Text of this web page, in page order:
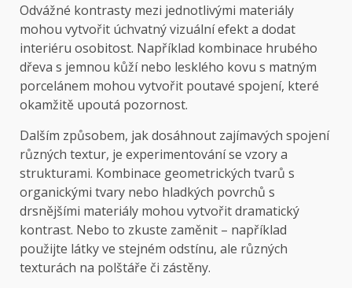
Odvážné kontrasty mezi jednotlivými materiály
mohou vytvořit úchvatný vizuální efekt a dodat
interiéru osobitost. Například kombinace hrubého
dřeva s jemnou kůží nebo lesklého kovu s matným
porcelánem mohou vytvořit poutavé spojení, které
okamžitě upoutá pozornost.
Dalším způsobem, jak dosáhnout zajímavých spojení
různých textur, je experimentování se vzory a
strukturami. Kombinace geometrických tvarů s
organickými tvary nebo hladkých povrchů s
drsnějšími materiály mohou vytvořit dramatický
kontrast. Nebo to zkuste zaměnit – například
použijte látky ve stejném odstínu, ale různých
texturách na polštáře či zástěny.